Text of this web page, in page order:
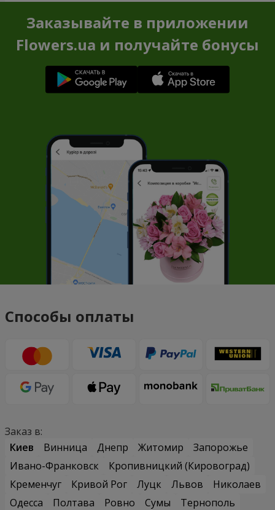
Заказывайте в приложении
Flowers.ua и получайте бонусы
Способы оплаты
Заказ в:
Киев
Винница Днепр Житомир
Запорожье
Ивано-Франковск
Кропивницкий (Кировоград)
Кременчуг
Кривой Рог Луцк Львов
Николаев
Одесса
Полтава Ровно Сумы
Тернополь